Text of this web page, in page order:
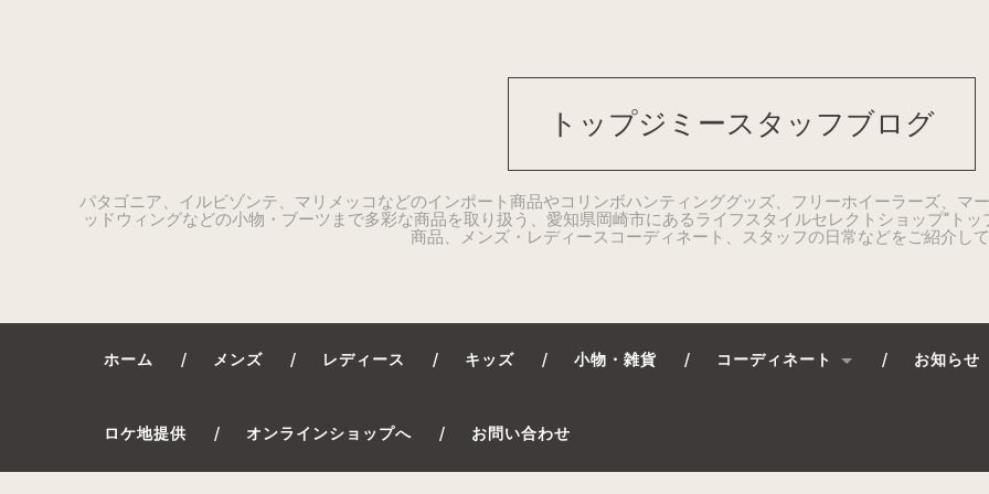
トップジミースタッフブログ
パタゴニア、イルビゾンテ、マリメッコなどのインポート商品やコリンボハンティンググッズ、フリーホイーラーズ、マ
ッドウィングなどの小物・ブーツまで多彩な商品を取り扱う、愛知県岡崎市にあるライフスタイルセレクトショップ“ト
商品、メンズ・レディースコーディネート、スタッフの日常などをご紹介し
ホーム メンズ レディース キッズ 小物・雑貨 コーディネート お知らせ
ロケ地提供 オンラインショップへ お問い合わせ